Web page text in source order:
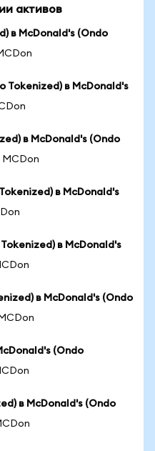
активов
в McDonald's (Ondo
Tokenized) в McDonald's
в McDonald's (Ondo
MCDon
в McDonald's
в McDonald's
в McDonald's (Ondo
(Ondo
в McDonald's (Ondo